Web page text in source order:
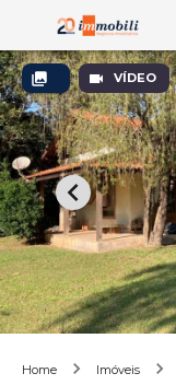
VÍDEO
Home Imóveis